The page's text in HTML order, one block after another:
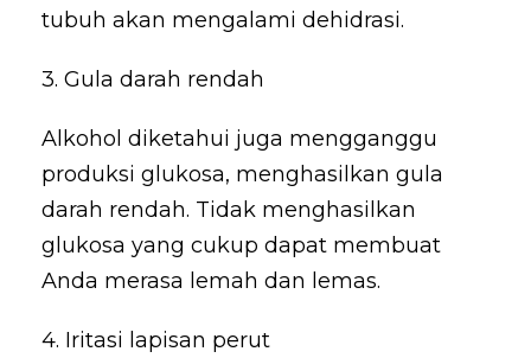
tubuh akan mengalami dehidrasi.
3. Gula darah rendah
Alkohol diketahui juga mengganggu
produksi glukosa, menghasilkan gula
darah rendah. Tidak menghasilkan
glukosa yang cukup dapat membuat
Anda merasa lemah dan lemas.
4. Iritasi lapisan perut